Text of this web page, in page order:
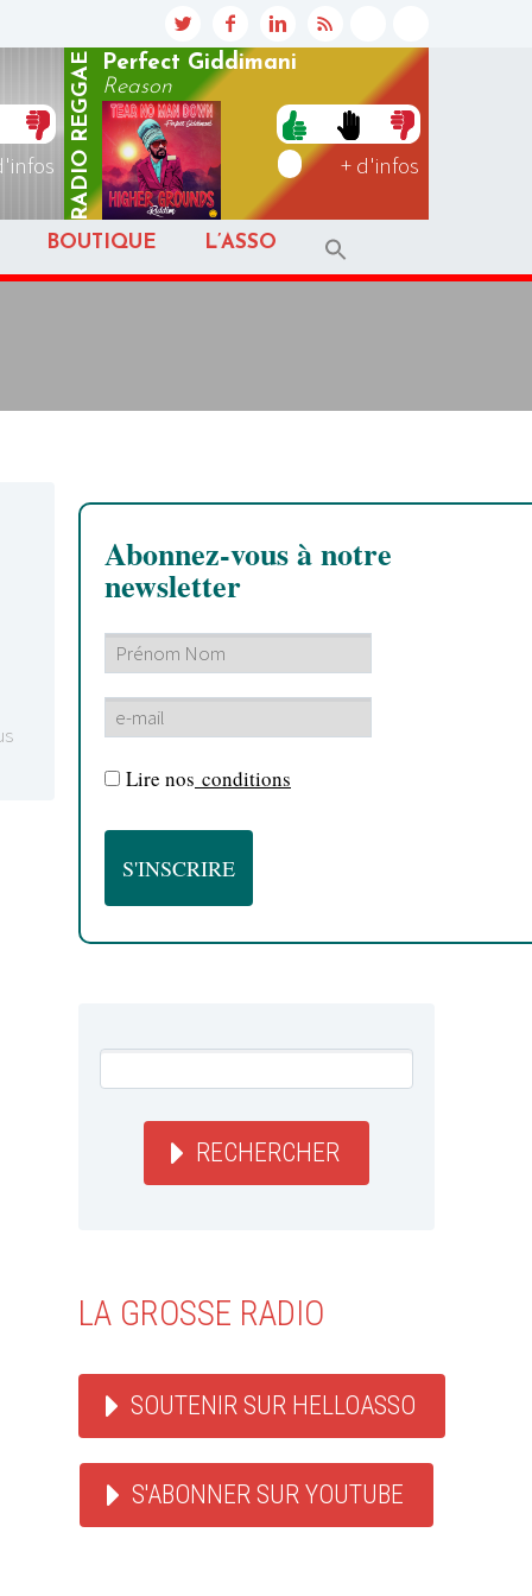
RADIO
REGGAE
Perfect Giddimani
Reason
+ d'infos
BOUTIQUE L’ASSO
Abonnez-vous à notre
newsletter
Lire nos conditions
RECHERCHER
LA GROSSE RADIO
SOUTENIR SUR HELLOASSO
S'ABONNER SUR YOUTUBE